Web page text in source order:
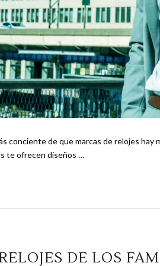
conciente de que marcas de relojes
te ofrecen diseños …
DE LOS